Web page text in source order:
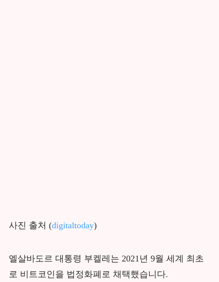
사진 출처 (digitaltoday)
엘살바도르 대통령 부켈레는 2021년 9월 세계 최초
로 비트코인을 법정화폐로 채택했습니다.